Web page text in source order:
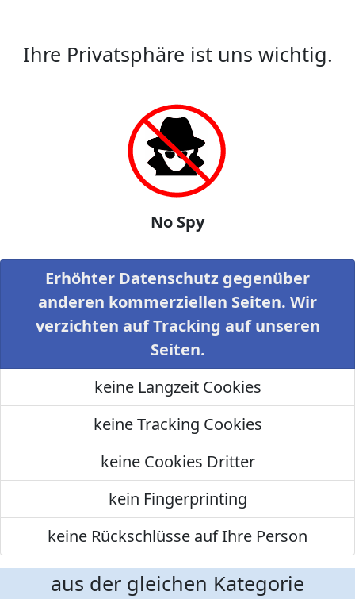
Ihre Privatsphäre ist uns wichtig.
No Spy
Erhöhter Datenschutz gegenüber
anderen kommerziellen Seiten. Wir
verzichten auf Tracking auf unseren
Seiten.
keine Langzeit Cookies
keine Tracking Cookies
keine Cookies Dritter
kein Fingerprinting
keine Rückschlüsse auf Ihre Person
aus der gleichen Kategorie